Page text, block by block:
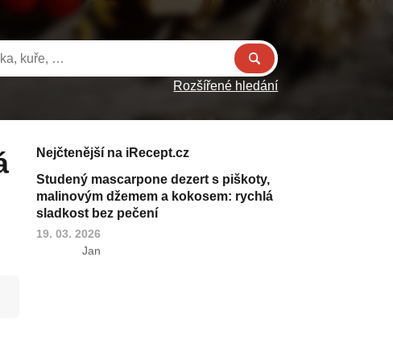
Rozšířené hledání
Nejčtenější na iRecept.cz
Studený mascarpone dezert s piškoty,
malinovým džemem a kokosem: rychlá
sladkost bez pečení
19. 03. 2026
Jan